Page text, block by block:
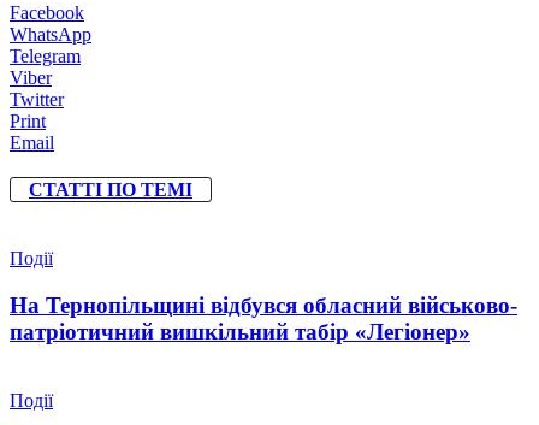
Facebook
WhatsApp
Telegram
Viber
Twitter
Print
Email
СТАТТІ ПО ТЕМІ
Події
На Тернопільщині відбувся обласний військово-
патріотичний вишкільний табір «Легіонер»
Події